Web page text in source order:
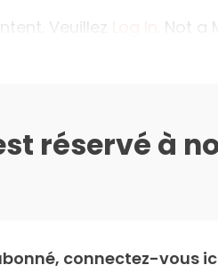
Veuillez . Not a
réservé à
connectez-vous